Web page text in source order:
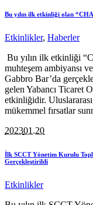
Bu yılın ilk etkinliği olan
Etkinlikler, Haberler
Bu yılın ilk etkinliği
muhteşem ambiyansı
Gabbro Bar’da
gelen Yabancı Ticaret
etkinliğidir.
mükemmel fırsatlar
202301.20
İlk SCCT Yönetim Kurulu
Gerçekleştirildi
Etkinlikler